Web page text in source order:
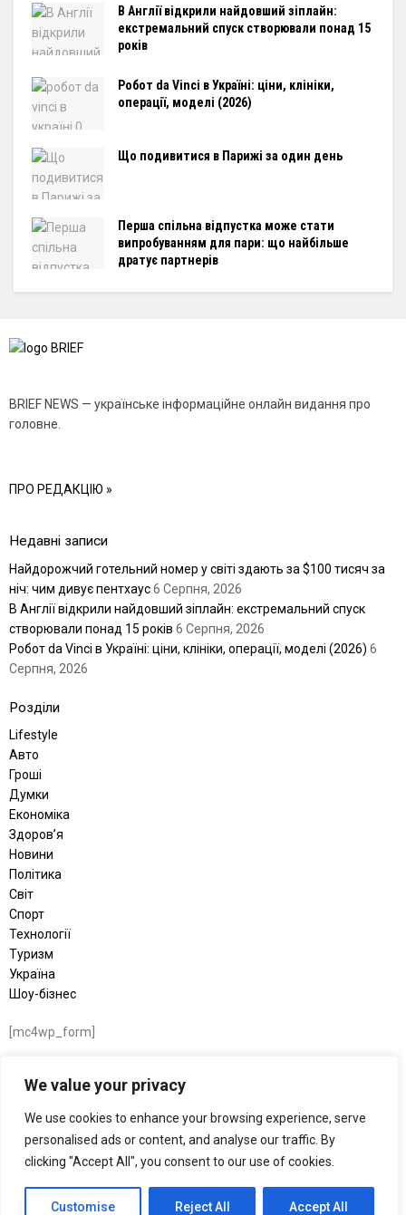
We value your privacy
We use cookies to enhance your browsing experience, serve
personalised ads or content, and analyse our traffic. By
clicking "Accept All", you consent to our use of cookies.
Customise Reject All Accept All
В Англії відкрили найдовший зіплайн:
екстремальний спуск створювали понад 15
років
Робот da Vinci в Україні: ціни, клініки,
операції, моделі (2026)
Що подивитися в Парижі за один день
Перша спільна відпустка може стати
випробуванням для пари: що найбільше
дратує партнерів
BRIEF NEWS — українське інформаційне онлайн видання про
головне.
ПРО РЕДАКЦІЮ »
Недавні записи
Найдорожчий готельний номер у світі здають за $100 тисяч за
ніч: чим дивує пентхаус6 Серпня, 2026
В Англії відкрили найдовший зіплайн: екстремальний спуск
створювали понад 15 років 6 Серпня, 2026
Робот da Vinci в Україні: ціни, клініки, операції, моделі (2026) 6
Серпня, 2026
Розділи
Lifestyle
Авто
Гроші
Думки
Економіка
Здоров’я
Новини
Політика
Світ
Спорт
Технології
Туризм
Україна
Шоу-бізнес
[mc4wp_form]
© 2026 BRIEF NEWS — медіа швидких новин. БРІФ – подаємо новини
коротко, швидко і по суті: без зайвого шуму, лише факти, цифри та ключові
події в Україні та світі. Політика, економіка, війна, суспільство та тренди —